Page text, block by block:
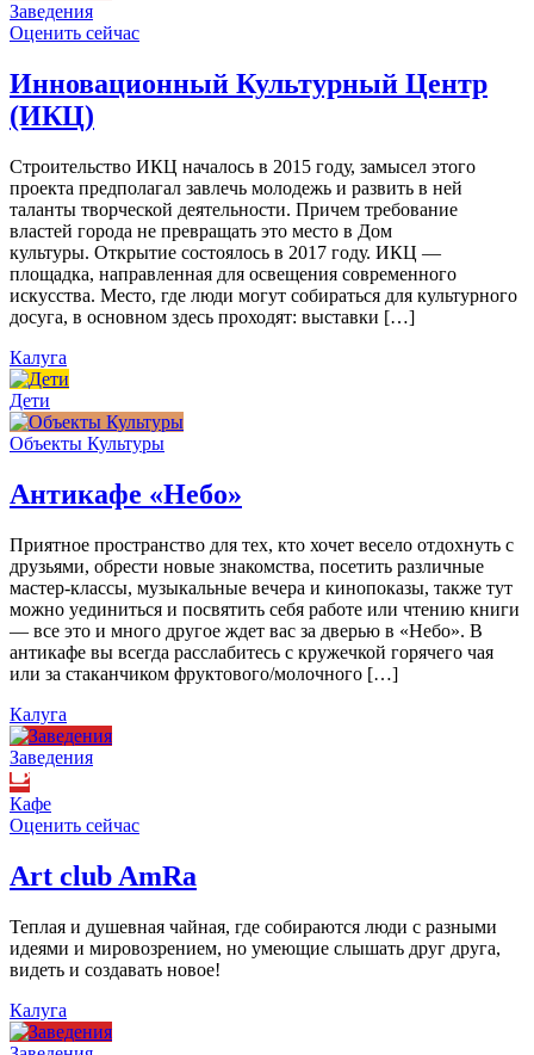
Заведения
Оценить сейчас
Инновационный Культурный Центр
(ИКЦ)
Строительство ИКЦ началось в 2015 году, замысел этого
проекта предполагал завлечь молодежь и развить в ней
таланты творческой деятельности. Причем требование
властей города не превращать это место в Дом
культуры. Открытие состоялось в 2017 году. ИКЦ —
площадка, направленная для освещения современного
искусства. Место, где люди могут собираться для культурного
досуга, в основном здесь проходят: выставки […]
Калуга
Дети
Объекты Культуры
Антикафе «Небо»
Приятное пространство для тех, кто хочет весело отдохнуть с
друзьями, обрести новые знакомства, посетить различные
мастер-классы, музыкальные вечера и кинопоказы, также тут
можно уединиться и посвятить себя работе или чтению книги
— все это и много другое ждет вас за дверью в «Небо». В
антикафе вы всегда расслабитесь с кружечкой горячего чая
или за стаканчиком фруктового/молочного […]
Калуга
Заведения
Кафе
Оценить сейчас
Art сlub AmRa
Теплая и душевная чайная, где собираются люди с разными
идеями и мировозрением, но умеющие слышать друг друга,
видеть и создавать новое!
Калуга